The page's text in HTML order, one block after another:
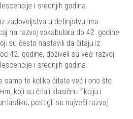
i srednjih godina.
zadovoljstva u detinjstvu ima
na razvoj vokabulara do 42. godine
su često nastavili da čitaju iz
42. godine, doživeli su veći razvoj
i srednjih godina.
samo to koliko čitate već i ono što
koji su čitali klasičnu fikciju i
postigli su najveći razvoj